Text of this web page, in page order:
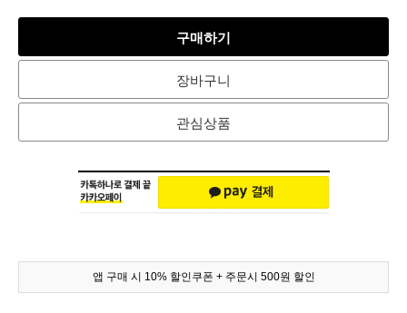
구매하기
장바구니
관심상품
앱 구매 시 10% 할인쿠폰 + 주문시 500원 할인